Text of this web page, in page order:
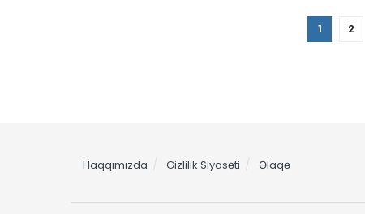
1 2
Haqqımızda Gizlilik Siyasəti Əlaqə